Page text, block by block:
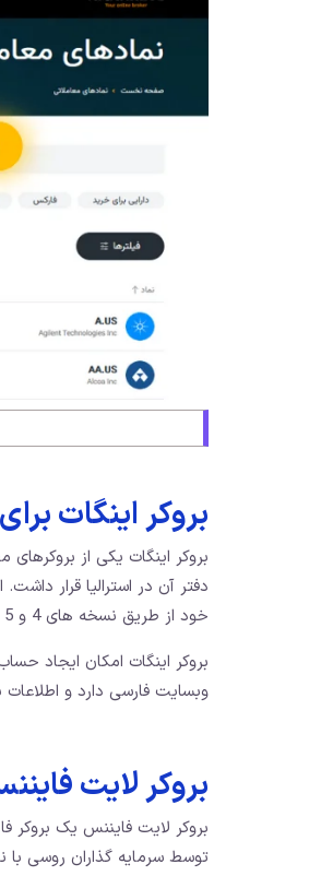
بروکر اینگات
دفتر آن در استرالیا قرار
خود از طریق نسخه‌ های 4 و 5 متاتریدر و نیز اپلیکیشن موبایل، دسترسی به بازارهای مالی را فراهم می‌ کند.
بروکر اینگات امکان ایجاد
وبسایت فارسی دارد و
بروکر لایت